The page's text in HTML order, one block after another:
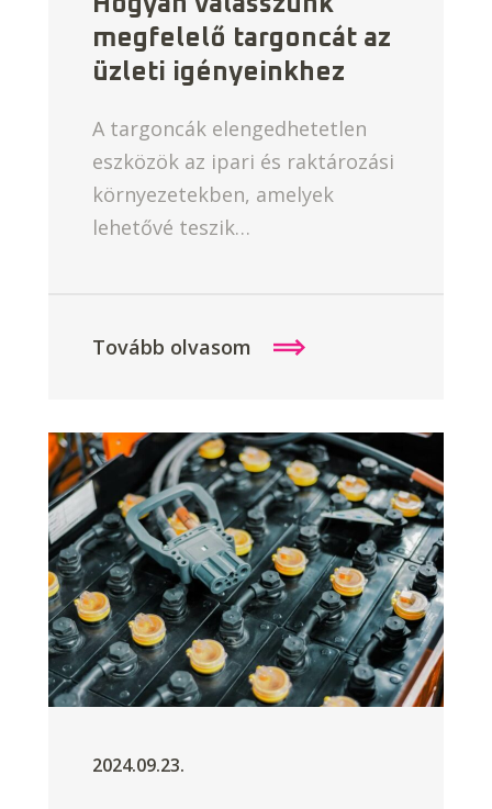
megfelelő targoncát az
üzleti igényeinkhez
A targoncák elengedhetetlen
eszközök az ipari és raktározási
környezetekben, amelyek
lehetővé teszik…
Tovább olvasom
2024.09.23.